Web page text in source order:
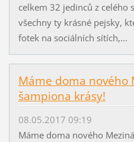
celkem 32 jedinců z celého
všechny ty krásné pejsky,
fotek na sociálních sítích,...
Máme doma nového
šampiona krásy!
08.05.2017 09:19
Máme doma nového